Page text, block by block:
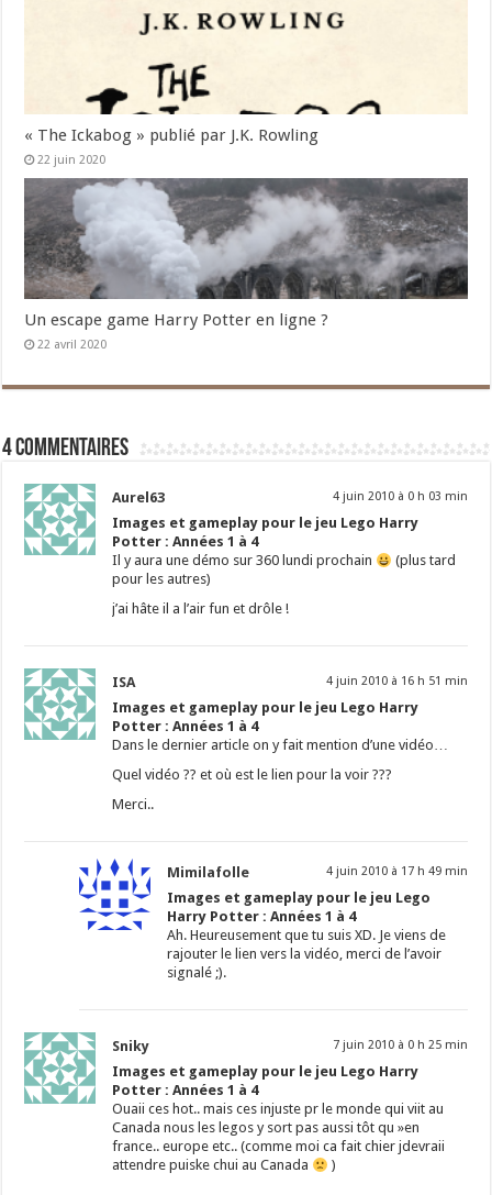
« The Ickabog » publié par J.K. Rowling
22 juin 2020
Un escape game Harry Potter en ligne ?
22 avril 2020
4 commentaires
Aurel63 4 juin 2010 à 0 h 03 min
Images et gameplay pour le jeu Lego Harry
Potter : Années 1 à 4
Il y aura une démo sur 360 lundi prochain
(plus tard
pour les autres)
j’ai hâte il a l’air fun et drôle !
ISA 4 juin 2010 à 16 h 51 min
Images et gameplay pour le jeu Lego Harry
Potter : Années 1 à 4
Dans le dernier article on y fait mention d’une vidéo…
Quel vidéo ?? et où est le lien pour la voir ???
Merci..
Mimilafolle 4 juin 2010 à 17 h 49 min
Images et gameplay pour le jeu Lego
Harry Potter : Années 1 à 4
Ah. Heureusement que tu suis XD. Je viens de
rajouter le lien vers la vidéo, merci de l’avoir
signalé ;).
Sniky 7 juin 2010 à 0 h 25 min
Images et gameplay pour le jeu Lego Harry
Potter : Années 1 à 4
Ouaii ces hot.. mais ces injuste pr le monde qui viit au
Canada nous les legos y sort pas aussi tôt qu »en
france.. europe etc.. (comme moi ca fait chier jdevraii
attendre puiske chui au Canada
)